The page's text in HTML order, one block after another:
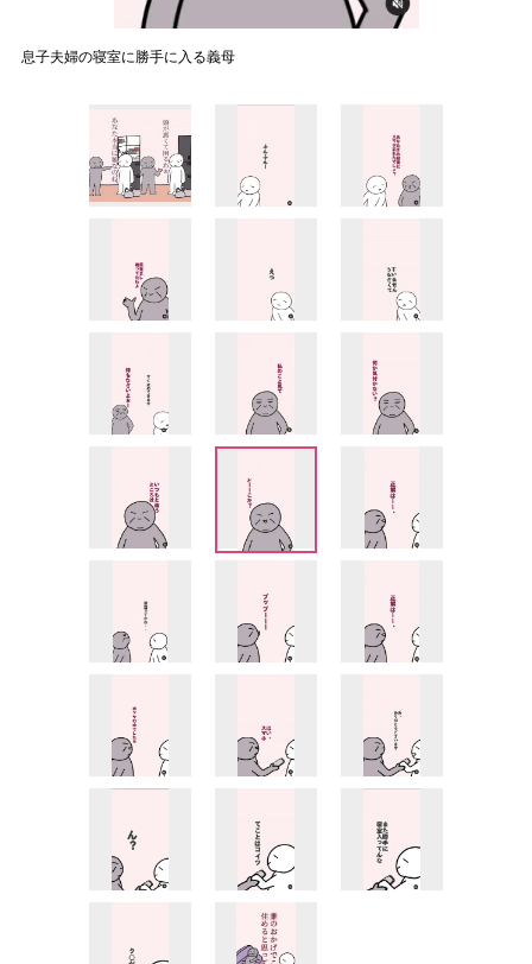
息子夫婦の寝室に勝手に入る義母